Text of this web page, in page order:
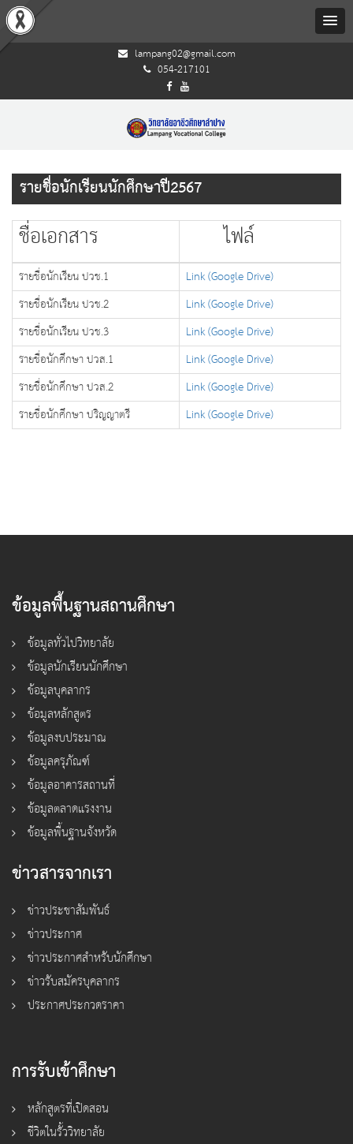
lampang02@gmail.com
054-217101
รายชื่อนักเรียนนักศึกษาปี2567
ชื่อเอกสาร ไฟล์
รายชื่อนักเรียน ปวช.1
Link (Google Drive)
รายชื่อนักเรียน ปวช.2
Link (Google Drive)
รายชื่อนักเรียน ปวช.3
Link (Google Drive)
รายชื่อนักศึกษา ปวส.1
Link (Google Drive)
รายชื่อนักศึกษา ปวส.2
Link (Google Drive)
รายชื่อนักศึกษา ปริญญาตรี
Link (Google Drive)
ข้อมูลพื้นฐานสถานศึกษา
ข้อมูลทั่วไปวิทยาลัย
ข้อมูลนักเรียนนักศึกษา
ข้อมูลบุคลากร
ข้อมูลหลักสูตร
ข้อมูลงบประมาณ
ข้อมูลครุภัณฑ์
ข้อมูลอาคารสถานที่
ข้อมูลตลาดแรงงาน
ข้อมูลพื้นฐานจังหวัด
ข่าวสารจากเรา
ข่าวประชาสัมพันธ์
ข่าวประกาศ
ข่าวประกาศสำหรับนักศึกษา
ข่าวรับสมัครบุคลากร
ประกาศประกวดราคา
การรับเข้าศึกษา
หลักสูตรที่เปิดสอน
ชีวิตในรั้ววิทยาลัย